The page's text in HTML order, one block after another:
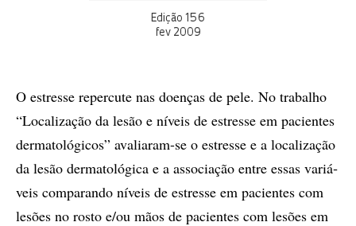
Edição 156
fev 2009
O estresse repercute nas doenças de pele. No trabalho
“Localização da lesão e níveis de estresse em pacientes
dermatológicos” avaliaram-se o estresse e a localização
da lesão dermatológica e a associação entre essas variá­
veis comparando níveis de estresse em pacientes com
lesões no rosto e/ou mãos de pacientes com lesões em